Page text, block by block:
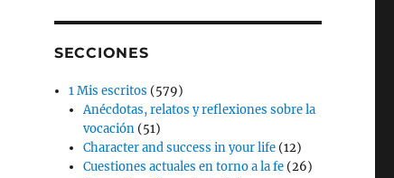
SECCIONES
1 Mis escritos (579)
Anécdotas, relatos y reflexiones sobre la
vocación (51)
Character and success in your life (12)
Cuestiones actuales en torno a la fe (26)